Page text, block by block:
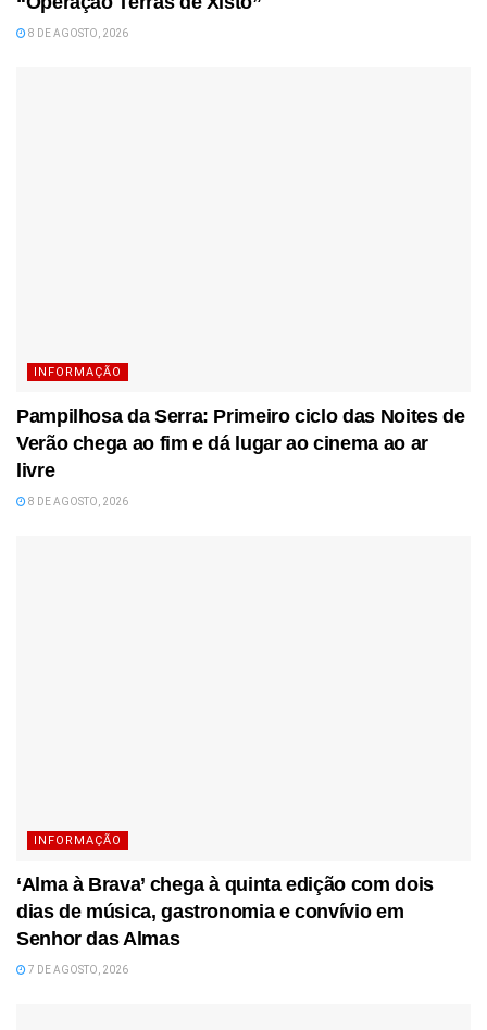
8 DE AGOSTO, 2026
INFORMAÇÃO
Pampilhosa da Serra: Primeiro ciclo das Noites de
Verão chega ao fim e dá lugar ao cinema ao ar
livre
8 DE AGOSTO, 2026
INFORMAÇÃO
‘Alma à Brava’ chega à quinta edição com dois
dias de música, gastronomia e convívio em
Senhor das Almas
7 DE AGOSTO, 2026